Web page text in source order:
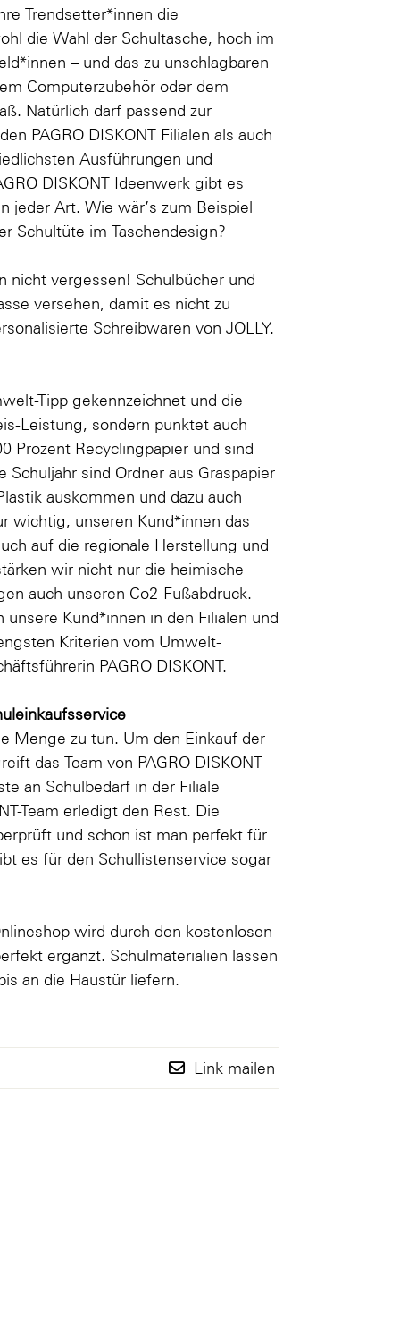
Trendsetter*innen die
die Wahl der Schultasche, hoch im
– und das zu unschlagbaren
Computerzubehör oder dem
Natürlich darf passend zur
PAGRO DISKONT Filialen als auch
Ausführungen und
DISKONT Ideenwerk gibt es
jeder Art. Wie wär’s zum Beispiel
Schultüte im Taschendesign?
nicht vergessen! Schulbücher und
versehen, damit es nicht zu
Schreibwaren von JOLLY.
Tipp gekennzeichnet und die
Leistung, sondern punktet auch
Prozent Recyclingpapier und sind
sind Ordner aus Graspapier
auskommen und dazu auch
wichtig, unseren Kund*innen das
auf die regionale Herstellung und
wir nicht nur die heimische
auch unseren Co2-Fußabdruck.
Kund*innen in den Filialen und
Kriterien vom Umwelt-
PAGRO DISKONT.
Menge zu tun. Um den Einkauf der
das Team von PAGRO DISKONT
an Schulbedarf in der Filiale
Team erledigt den Rest. Die
und schon ist man perfekt für
es für den Schullistenservice sogar
wird durch den kostenlosen
ergänzt. Schulmaterialien lassen
an die Haustür liefern.
Link mailen